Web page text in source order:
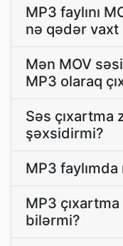
MP3 faylını
nə qədər vaxt
Mən MOV
MP3 olaraq
Səs çıxartma
şəxsidirmi?
MP3
MP3
bilərmi?